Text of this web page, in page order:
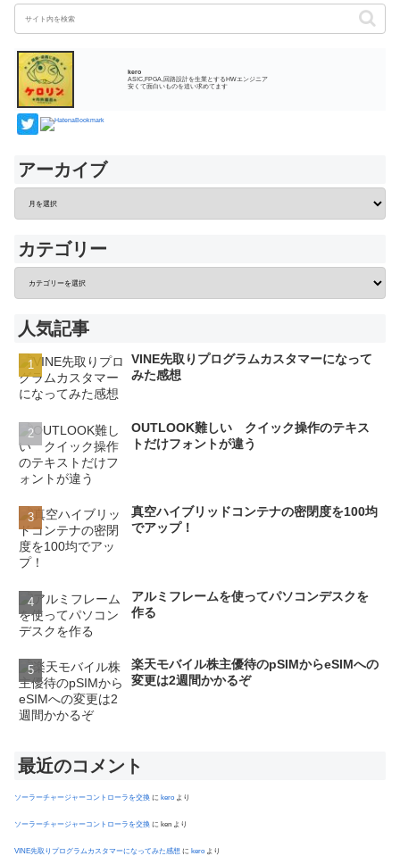
kero
ASIC,FPGA,回路設計を生業とするHWエンジニア
安くて面白いものを追い求めてます
アーカイブ
カテゴリー
人気記事
VINE先取りプログラムカスタマーになって
みた感想
OUTLOOK難しい クイック操作のテキス
トだけフォントが違う
真空ハイブリッドコンテナの密閉度を100均
でアップ！
アルミフレームを使ってパソコンデスクを
作る
楽天モバイル株主優待のpSIMからeSIMへの
変更は2週間かかるぞ
最近のコメント
ソーラーチャージャーコントローラを交換 に kero より
ソーラーチャージャーコントローラを交換 に ken より
VINE先取りプログラムカスタマーになってみた感想 に kero より